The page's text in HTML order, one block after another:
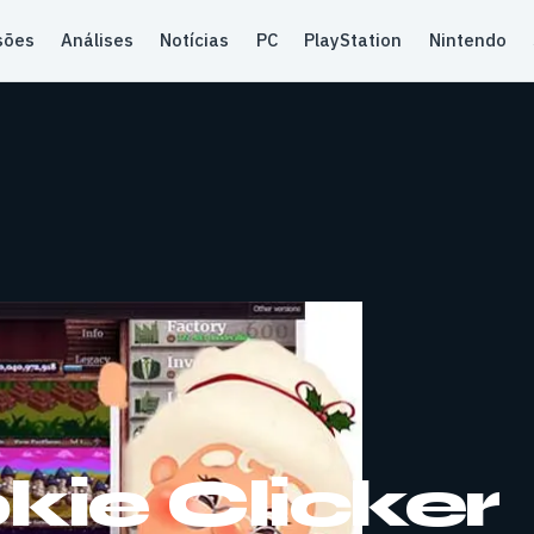
Análises Notícias PC PlayStation Nintendo
Clicker